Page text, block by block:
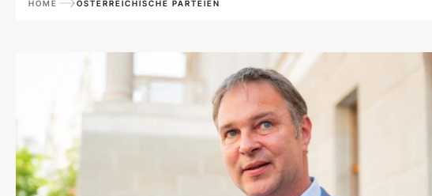
HOME ÖSTERREICHISCHE PARTEIEN